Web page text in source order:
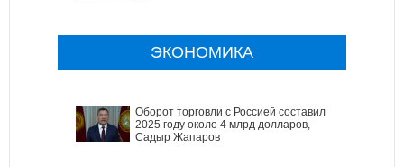
ЭКОНОМИКА
Оборот торговли с Россией составил в
2025 году около 4 млрд долларов, -
Садыр Жапаров